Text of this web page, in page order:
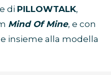
di PILLOWTALK,
Mind Of Mine, e con
insieme alla modella